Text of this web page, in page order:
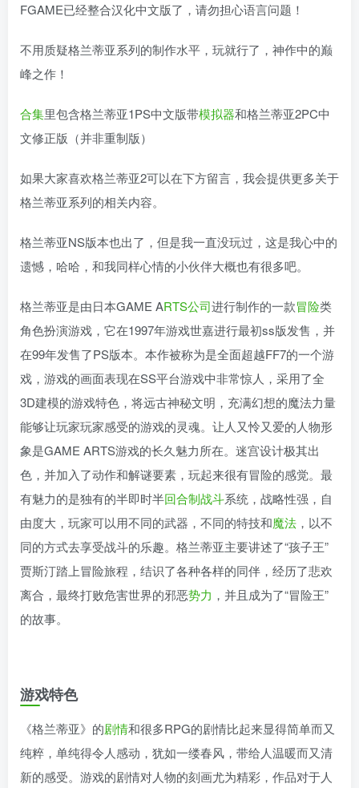
FGAME已经整合汉化中文版了，请勿担心语言问题！
不用质疑格兰蒂亚系列的制作水平，玩就行了，神作中的巅
峰之作！
合集里包含格兰蒂亚1PS中文版带模拟器和格兰蒂亚2PC中
文修正版（并非重制版）
如果大家喜欢格兰蒂亚2可以在下方留言，我会提供更多关于
格兰蒂亚系列的相关内容。
格兰蒂亚NS版本也出了，但是我一直没玩过，这是我心中的
遗憾，哈哈，和我同样心情的小伙伴大概也有很多吧。
格兰蒂亚是由日本GAME ARTS公司进行制作的一款冒险类
角色扮演游戏，它在1997年游戏世嘉进行最初ss版发售，并
在99年发售了PS版本。本作被称为是全面超越FF7的一个游
戏，游戏的画面表现在SS平台游戏中非常惊人，采用了全
3D建模的游戏特色，将远古神秘文明，充满幻想的魔法力量
能够让玩家玩家感受的游戏的灵魂。让人又怜又爱的人物形
象是GAME ARTS游戏的长久魅力所在。迷宫设计极其出
色，并加入了动作和解谜要素，玩起来很有冒险的感觉。最
有魅力的是独有的半即时半回合制战斗系统，战略性强，自
由度大，玩家可以用不同的武器，不同的特技和魔法 ，以不
同的方式去享受战斗的乐趣。格兰蒂亚主要讲述了“孩子王”
贾斯汀踏上冒险旅程，结识了各种各样的同伴，经历了悲欢
离合，最终打败危害世界的邪恶势力 ，并且成为了“冒险王”
的故事。
游戏特色
《格兰蒂亚》的剧情和很多RPG的剧情比起来显得简单而又
纯粹，单纯得令人感动，犹如一缕春风，带给人温暖而又清
新的感受。游戏的剧情对人物的刻画尤为精彩，作品对于人